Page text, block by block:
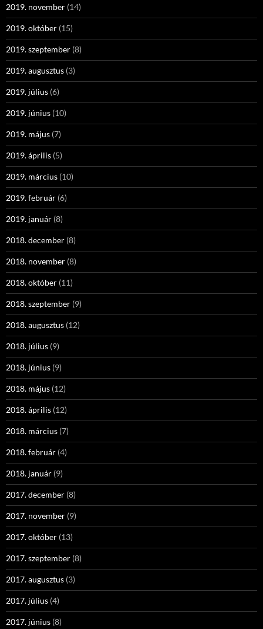
2019. november (14)
2019. október (15)
2019. szeptember (8)
2019. augusztus (3)
2019. július (6)
2019. június (10)
2019. május (7)
2019. április (5)
2019. március (10)
2019. február (6)
2019. január (8)
2018. december (8)
2018. november (8)
2018. október (11)
2018. szeptember (9)
2018. augusztus (12)
2018. július (9)
2018. június (9)
2018. május (12)
2018. április (12)
2018. március (7)
2018. február (4)
2018. január (9)
2017. december (8)
2017. november (9)
2017. október (13)
2017. szeptember (8)
2017. augusztus (3)
2017. július (4)
2017. június (8)